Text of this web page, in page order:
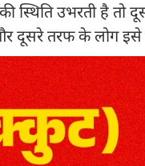
की स्थिति उभरती है
दूसरे तरफ के लोग इसे